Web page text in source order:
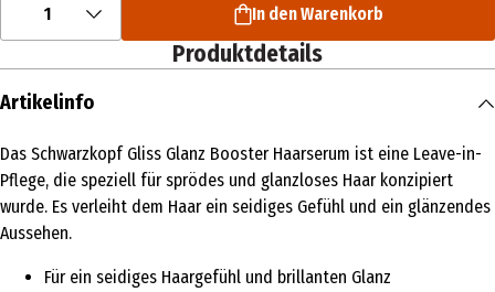
1 In den Warenkorb
Produktdetails
Artikelinfo
Das Schwarzkopf Gliss Glanz Booster Haarserum ist eine Leave-in-
Pflege, die speziell für sprödes und glanzloses Haar konzipiert
wurde. Es verleiht dem Haar ein seidiges Gefühl und ein glänzendes
Aussehen.
Für ein seidiges Haargefühl und brillanten Glanz